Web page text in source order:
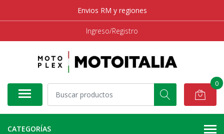
Envios RM y regiones
Ingreso/Registro
0
CATEGORÍAS